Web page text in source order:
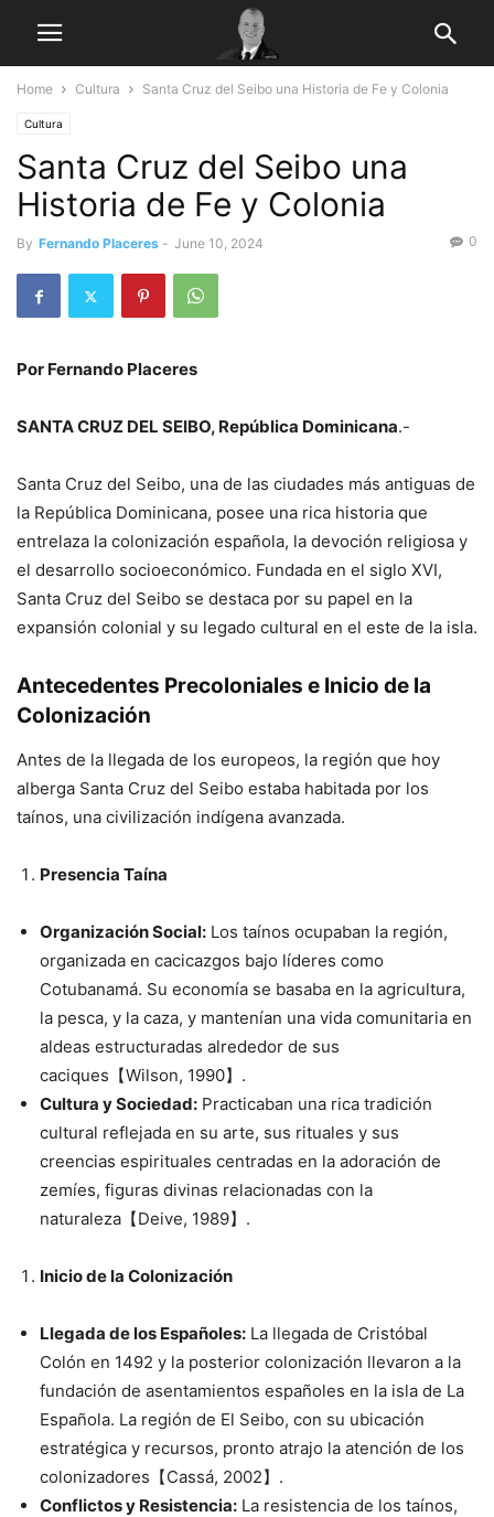
Home Cultura Santa Cruz del Seibo una Historia de Fe y Colonia
Cultura
Santa Cruz del Seibo una
Historia de Fe y Colonia
By Fernando Placeres - June 10, 2024 0
Por Fernando Placeres
SANTA CRUZ DEL SEIBO, República Dominicana.-
Santa Cruz del Seibo, una de las ciudades más antiguas de
la República Dominicana, posee una rica historia que
entrelaza la colonización española, la devoción religiosa y
el desarrollo socioeconómico. Fundada en el siglo XVI,
Santa Cruz del Seibo se destaca por su papel en la
expansión colonial y su legado cultural en el este de la isla.
Antecedentes Precoloniales e Inicio de la
Colonización
Antes de la llegada de los europeos, la región que hoy
alberga Santa Cruz del Seibo estaba habitada por los
taínos, una civilización indígena avanzada.
Presencia Taína
Organización Social: Los taínos ocupaban la región,
organizada en cacicazgos bajo líderes como
Cotubanamá. Su economía se basaba en la agricultura,
la pesca, y la caza, y mantenían una vida comunitaria en
aldeas estructuradas alrededor de sus
caciques【Wilson, 1990】.
Cultura y Sociedad: Practicaban una rica tradición
cultural reflejada en su arte, sus rituales y sus
creencias espirituales centradas en la adoración de
zemíes, figuras divinas relacionadas con la
naturaleza【Deive, 1989】.
Inicio de la Colonización
Llegada de los Españoles: La llegada de Cristóbal
Colón en 1492 y la posterior colonización llevaron a la
fundación de asentamientos españoles en la isla de La
Española. La región de El Seibo, con su ubicación
estratégica y recursos, pronto atrajo la atención de los
colonizadores【Cassá, 2002】.
Conflictos y Resistencia: La resistencia de los taínos,